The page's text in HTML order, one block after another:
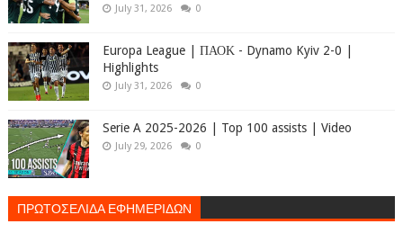
July 31, 2026 0
Europa League | ΠΑΟΚ - Dynamo Kyiv 2-0 |
Highlights
July 31, 2026 0
Serie A 2025-2026 | Top 100 assists | Video
July 29, 2026 0
ΠΡΩΤΟΣΕΛΙΔΑ ΕΦΗΜΕΡΙΔΩΝ